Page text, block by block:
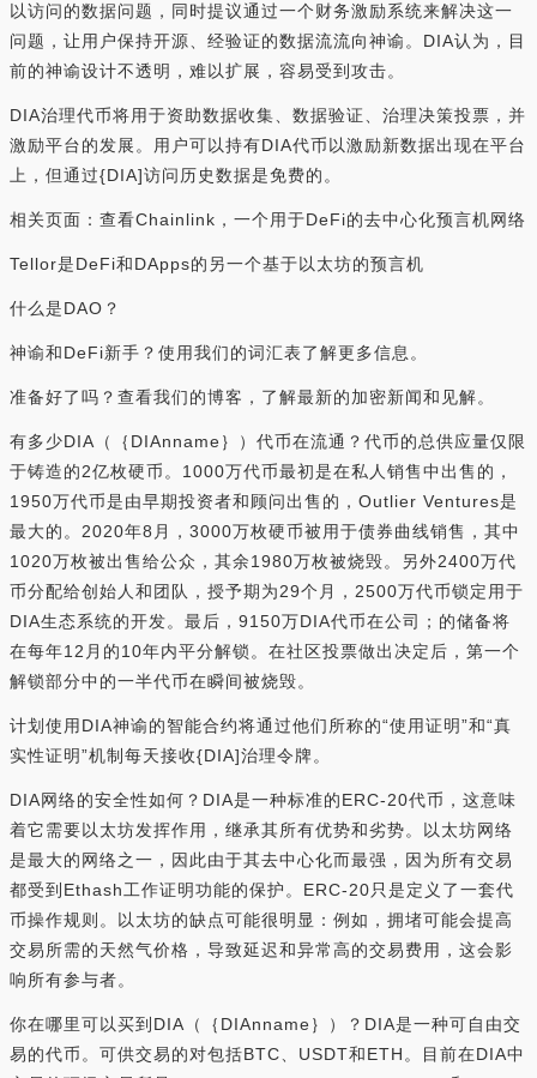
以访问的数据问题，同时提议通过一个财务激励系统来解决这一
问题，让用户保持开源、经验证的数据流流向神谕。DIA认为，目
前的神谕设计不透明，难以扩展，容易受到攻击。
DIA治理代币将用于资助数据收集、数据验证、治理决策投票，并
激励平台的发展。用户可以持有DIA代币以激励新数据出现在平台
上，但通过{DIA]访问历史数据是免费的。
相关页面：查看Chainlink，一个用于DeFi的去中心化预言机网络
Tellor是DeFi和DApps的另一个基于以太坊的预言机
什么是DAO？
神谕和DeFi新手？使用我们的词汇表了解更多信息。
准备好了吗？查看我们的博客，了解最新的加密新闻和见解。
有多少DIA（｛DIAnname｝）代币在流通？代币的总供应量仅限
于铸造的2亿枚硬币。1000万代币最初是在私人销售中出售的，
1950万代币是由早期投资者和顾问出售的，Outlier Ventures是
最大的。2020年8月，3000万枚硬币被用于债券曲线销售，其中
1020万枚被出售给公众，其余1980万枚被烧毁。另外2400万代
币分配给创始人和团队，授予期为29个月，2500万代币锁定用于
DIA生态系统的开发。最后，9150万DIA代币在公司；的储备将
在每年12月的10年内平分解锁。在社区投票做出决定后，第一个
解锁部分中的一半代币在瞬间被烧毁。
计划使用DIA神谕的智能合约将通过他们所称的“使用证明”和“真
实性证明”机制每天接收{DIA]治理令牌。
DIA网络的安全性如何？DIA是一种标准的ERC-20代币，这意味
着它需要以太坊发挥作用，继承其所有优势和劣势。以太坊网络
是最大的网络之一，因此由于其去中心化而最强，因为所有交易
都受到Ethash工作证明功能的保护。ERC-20只是定义了一套代
币操作规则。以太坊的缺点可能很明显：例如，拥堵可能会提高
交易所需的天然气价格，导致延迟和异常高的交易费用，这会影
响所有参与者。
你在哪里可以买到DIA（｛DIAnname｝）？DIA是一种可自由交
易的代币。可供交易的对包括BTC、USDT和ETH。目前在DIA中